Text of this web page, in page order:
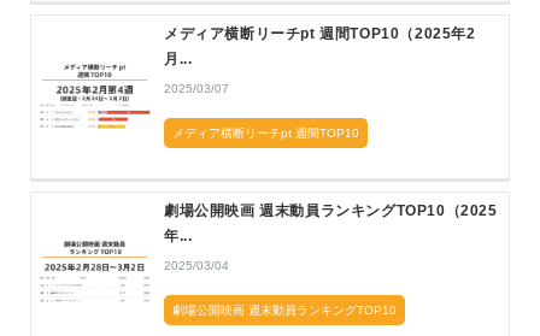
メディア横断リーチpt 週間TOP10（2025年2
月...
2025/03/07
メディア横断リーチpt 週間TOP10
劇場公開映画 週末動員ランキングTOP10（2025
年...
2025/03/04
劇場公開映画 週末動員ランキングTOP10